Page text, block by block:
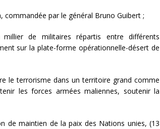
par le général Bruno Guibert ;
de militaires répartis entre différents
sur la plate-forme opérationnelle-désert de
le terrorisme dans un territoire grand comme
les forces armées maliennes, soutenir la
de maintien de la paix des Nations unies, (13